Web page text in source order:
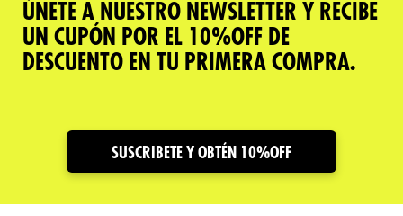
Califica el producto de 1 a 5 estrellas
★★★★★
Dirección de email
ÚNETE A NUESTRO NEWSLETTER Y RECIBE
UN CUPÓN POR EL 10%OFF DE
DESCUENTO EN TU PRIMERA COMPRA.
SUSCRIBETE Y OBTÉN 10%OFF